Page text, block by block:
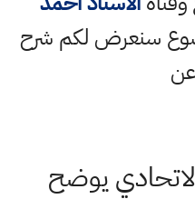
سنعرض لكم شرح
يوضح